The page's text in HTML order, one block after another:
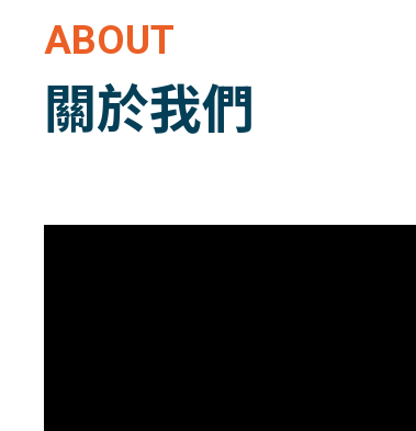
ABOUT
關於我們